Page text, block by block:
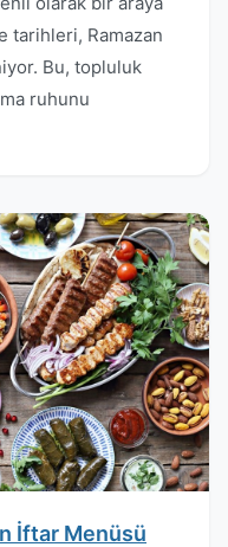
tarihleri, Ramazan
Bu, topluluk
ruhunu
İftar Menüsü